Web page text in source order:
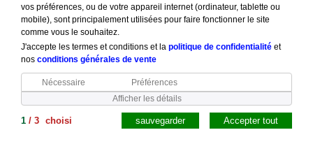
vos préférences, ou de votre appareil internet (ordinateur, tablette ou
mobile), sont principalement utilisées pour faire fonctionner le site
comme vous le souhaitez.
J'accepte les termes et conditions et lapolitique de confidentialité et
nos conditions générales de vente
Nécessaire
Préférences
Afficher les détails
1 /3 choisi Accepter tout
sauvegarder